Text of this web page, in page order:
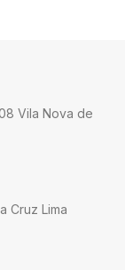
Vila Nova de
Cruz Lima